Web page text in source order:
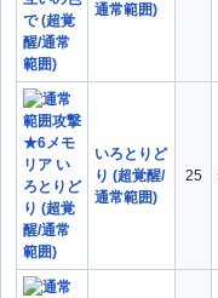
通常範囲)
いろとりど
り (超覚醒/
通常範囲)
25